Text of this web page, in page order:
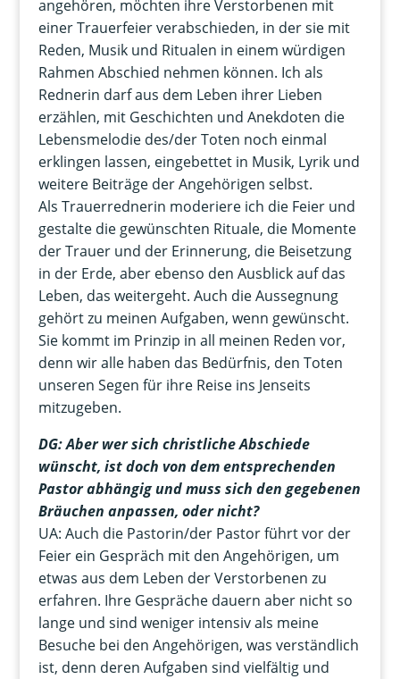
angehören, möchten ihre Verstorbenen mit
einer Trauerfeier verabschieden, in der sie mit
Reden, Musik und Ritualen in einem würdigen
Rahmen Abschied nehmen können. Ich als
Rednerin darf aus dem Leben ihrer Lieben
erzählen, mit Geschichten und Anekdoten die
Lebensmelodie des/der Toten noch einmal
erklingen lassen, eingebettet in Musik, Lyrik und
weitere Beiträge der Angehörigen selbst.
Als Trauerrednerin moderiere ich die Feier und
gestalte die gewünschten Rituale, die Momente
der Trauer und der Erinnerung, die Beisetzung
in der Erde, aber ebenso den Ausblick auf das
Leben, das weitergeht. Auch die Aussegnung
gehört zu meinen Aufgaben, wenn gewünscht.
Sie kommt im Prinzip in all meinen Reden vor,
denn wir alle haben das Bedürfnis, den Toten
unseren Segen für ihre Reise ins Jenseits
mitzugeben.
DG: Aber wer sich christliche Abschiede
wünscht, ist doch von dem entsprechenden
Pastor abhängig und muss sich den gegebenen
Bräuchen anpassen, oder nicht?
UA: Auch die Pastorin/der Pastor führt vor der
Feier ein Gespräch mit den Angehörigen, um
etwas aus dem Leben der Verstorbenen zu
erfahren. Ihre Gespräche dauern aber nicht so
lange und sind weniger intensiv als meine
Besuche bei den Angehörigen, was verständlich
ist, denn deren Aufgaben sind vielfältig und